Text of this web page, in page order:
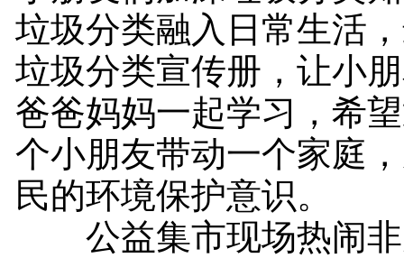
垃圾分类融入日常生活
垃圾分类宣传册，让小
爸爸妈妈一起学习，希
个小朋友带动一个家庭
民的环境保护意识。
公益集市现场热闹非